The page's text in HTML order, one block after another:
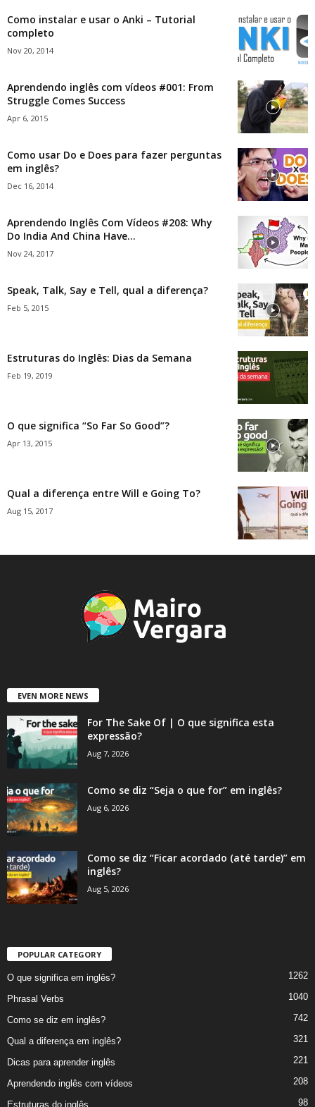
Como instalar e usar o Anki – Tutorial
completo
Nov 20, 2014
Aprendendo inglês com vídeos #001: From
Struggle Comes Success
Apr 6, 2015
Como usar Do e Does para fazer perguntas
em inglês?
Dec 16, 2014
Aprendendo Inglês Com Vídeos #208: Why
Do India And China Have...
Nov 24, 2017
Speak, Talk, Say e Tell, qual a diferença?
Feb 5, 2015
Estruturas do Inglês: Dias da Semana
Feb 19, 2019
O que significa “So Far So Good”?
Apr 13, 2015
Qual a diferença entre Will e Going To?
Aug 15, 2017
EVEN MORE NEWS
For The Sake Of | O que significa esta
expressão?
Aug 7, 2026
Como se diz “Seja o que for” em inglês?
Aug 6, 2026
Como se diz “Ficar acordado (até tarde)” em
inglês?
Aug 5, 2026
POPULAR CATEGORY
O que significa em inglês? 1262
Phrasal Verbs 1040
Como se diz em inglês? 742
Qual a diferença em inglês? 321
Dicas para aprender inglês 221
Aprendendo inglês com vídeos 208
Estruturas do inglês 98